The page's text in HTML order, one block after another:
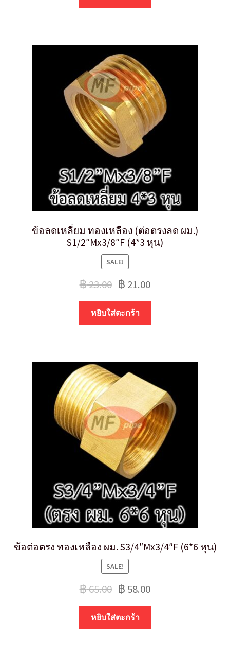
ข้อลดเหลี่ยม ทองเหลือง (ต่อตรงลด ผม.)
S1/2″Mx3/8″F (4*3 หุน)
SALE!
฿23.00 ฿ 21.00
หยิบใส่ตะกร้า
ข้อต่อตรง ทองเหลือง ผม. S3/4″Mx3/4″F (6*6 หุน)
SALE!
฿65.00 ฿ 58.00
หยิบใส่ตะกร้า